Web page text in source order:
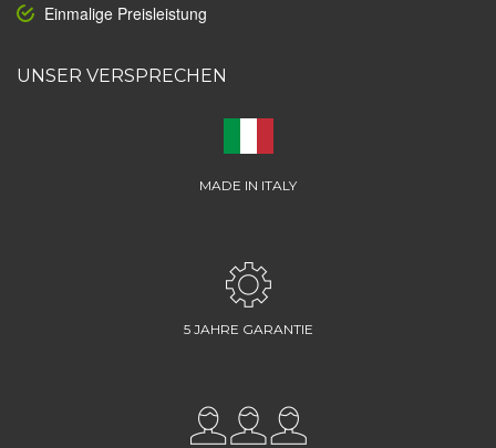
Einmalige Preisleistung
UNSER VERSPRECHEN
MADE IN ITALY
5 JAHRE GARANTIE